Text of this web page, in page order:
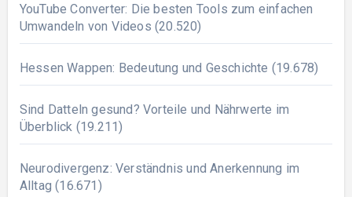
YouTube Converter: Die besten Tools zum einfachen
Umwandeln von Videos (20.520)
Hessen Wappen: Bedeutung und Geschichte (19.678)
Sind Datteln gesund? Vorteile und Nährwerte im
Überblick (19.211)
Neurodivergenz: Verständnis und Anerkennung im
Alltag (16.671)